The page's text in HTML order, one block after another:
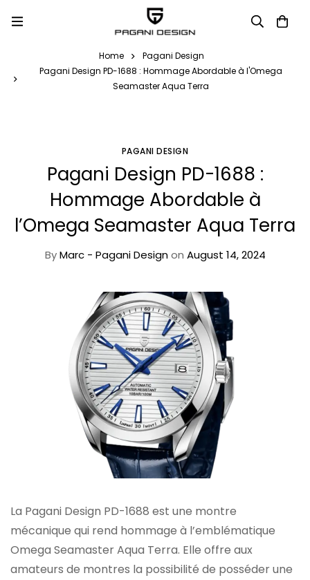
Home
Pagani Design
Pagani Design PD-1688 : Hommage Abordable à l'Omega
Seamaster Aqua Terra
PAGANI DESIGN
Pagani Design PD-1688 :
Hommage Abordable à
l’Omega Seamaster Aqua Terra
ByMarc - Pagani Design on August 14, 2024
La Pagani Design PD-1688 est une montre
mécanique qui rend hommage à l’emblématique
Omega Seamaster Aqua Terra. Elle offre aux
amateurs de montres la possibilité de posséder une